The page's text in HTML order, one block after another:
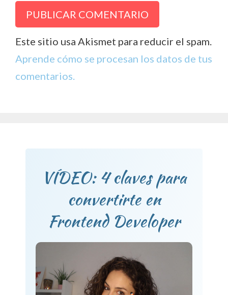
Este sitio usa Akismet para reducir el spam.
Aprende cómo se procesan los datos de tus
comentarios.
VÍDEO: 4 claves para
convertirte en
Frontend Developer